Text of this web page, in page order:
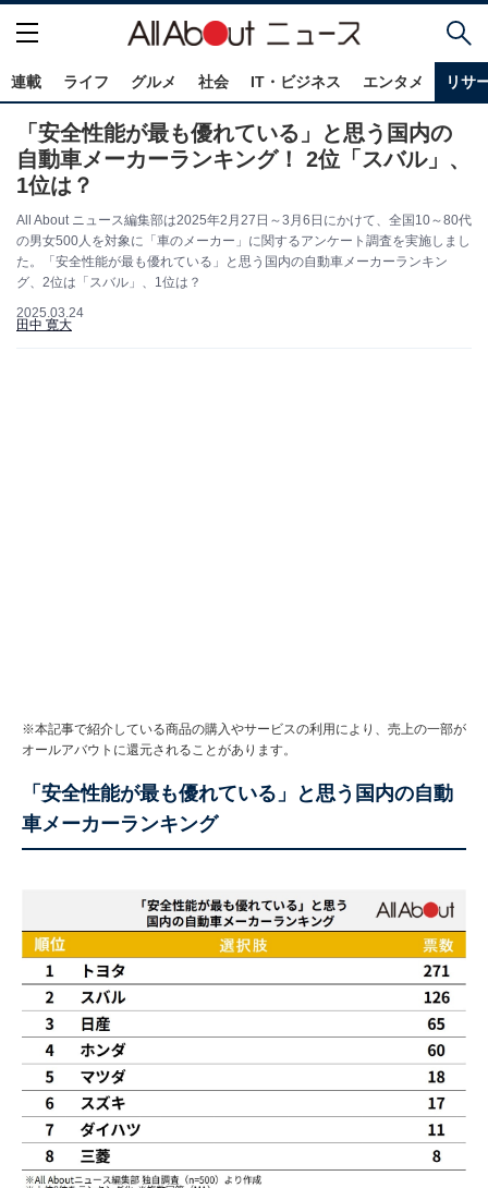
連載 ライフ グルメ 社会 IT・ビジネス エンタメ リサ
「安全性能が最も優れている」と思う国内の
自動車メーカーランキング！ 2位「スバル」、
1位は？
All About ニュース編集部は2025年2月27日～3月6日にかけて、全国10～80代
の男女500人を対象に「車のメーカー」に関するアンケート調査を実施しまし
た。「安全性能が最も優れている」と思う国内の自動車メーカーランキン
グ、2位は「スバル」、1位は？
2025.03.24
田中 寛大
※本記事で紹介している商品の購入やサービスの利用により、売上の一部が
オールアバウトに還元されることがあります。
「安全性能が最も優れている」と思う国内の自動
車メーカーランキング